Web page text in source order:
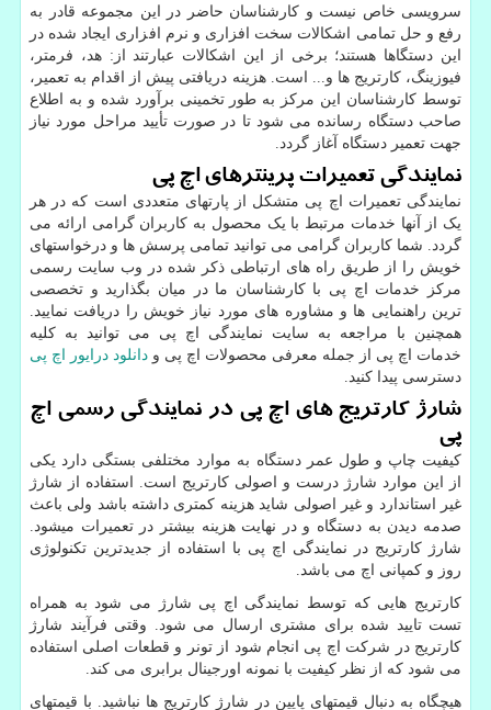
سرویسی خاص نیست و کارشناسان حاضر در این مجموعه قادر به
رفع و حل تمامی اشکالات سخت افزاری و نرم افزاری ایجاد شده در
این دستگاها هستند؛ برخی از این اشکالات عبارتند از: هد، فرمتر،
فیوزینگ، کارتریج ها و... است. هزینه دریافتی پیش از اقدام به تعمیر،
توسط کارشناسان این مرکز به طور تخمینی برآورد شده و به اطلاع
صاحب دستگاه رسانده می شود تا در صورت تأیید مراحل مورد نیاز
جهت تعمیر دستگاه آغاز گردد.
نمایندگی تعمیرات پرینترهای اچ پی
نمایندگی تعمیرات اچ پی متشکل از پارتهای متعددی است که در هر
یک از آنها خدمات مرتبط با یک محصول به کاربران گرامی ارائه می
گردد. شما کاربران گرامی می توانید تمامی پرسش ها و درخواستهای
خویش را از طریق راه های ارتباطی ذکر شده در وب سایت رسمی
مرکز خدمات اچ پی با کارشناسان ما در میان بگذارید و تخصصی
ترین راهنمایی ها و مشاوره های مورد نیاز خویش را دریافت نمایید.
همچنین با مراجعه به سایت نمایندگی اچ پی می توانید به کلیه
خدمات اچ پی از جمله معرفی محصولات اچ پی و دانلود درایور اچ پی
دسترسی پیدا کنید.
شارژ کارتریج های اچ پی در نمایندگی رسمی اچ
پی
کیفیت چاپ و طول عمر دستگاه به موارد مختلفی بستگی دارد یکی
از این موارد شارژ درست و اصولی کارتریج است. استفاده از شارژ
غیر استاندارد و غیر اصولی شاید هزینه کمتری داشته باشد ولی باعث
صدمه دیدن به دستگاه و در نهایت هزینه بیشتر در تعمیرات میشود.
شارژ کارتریج در نمایندگی اچ پی با استفاده از جدیدترین تکنولوژی
روز و کمپانی اچ می باشد.
کارتریج هایی که توسط نمایندگی اچ پی شارژ می شود به همراه
تست تایید شده برای مشتری ارسال می شود. وقتی فرآیند شارژ
کارتریج در شرکت اچ پی انجام شود از تونر و قطعات اصلی استفاده
می شود که از نظر کیفیت با نمونه اورجینال برابری می کند.
هیچگاه به دنبال قیمتهای پایین در شارژ کارتریج ها نباشید. با قیمتهای